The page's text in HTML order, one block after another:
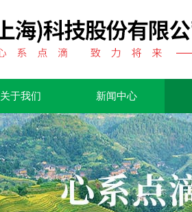
关于我们 新闻中心